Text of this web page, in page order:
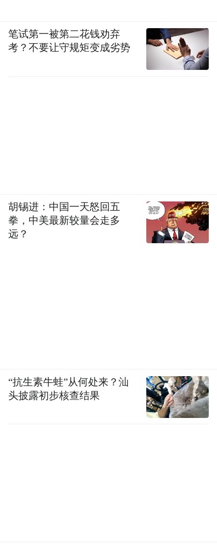
笔试第一被第二花钱劝弃
考？不要让守规矩变成劣势
胡锡进：中国一天怒回五
拳，中美最新较量会走多
远？
“抗生素牛蛙”从何处来？汕
头披露初步核查结果